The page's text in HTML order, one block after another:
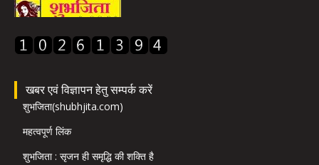
खबर एवं विज्ञापन हेतु सम्पर्क करें
शुभजिता(shubhjita.com)
महत्वपूर्ण लिंक
शुभजिता : सृजन ही समृद्धि की शक्ति है